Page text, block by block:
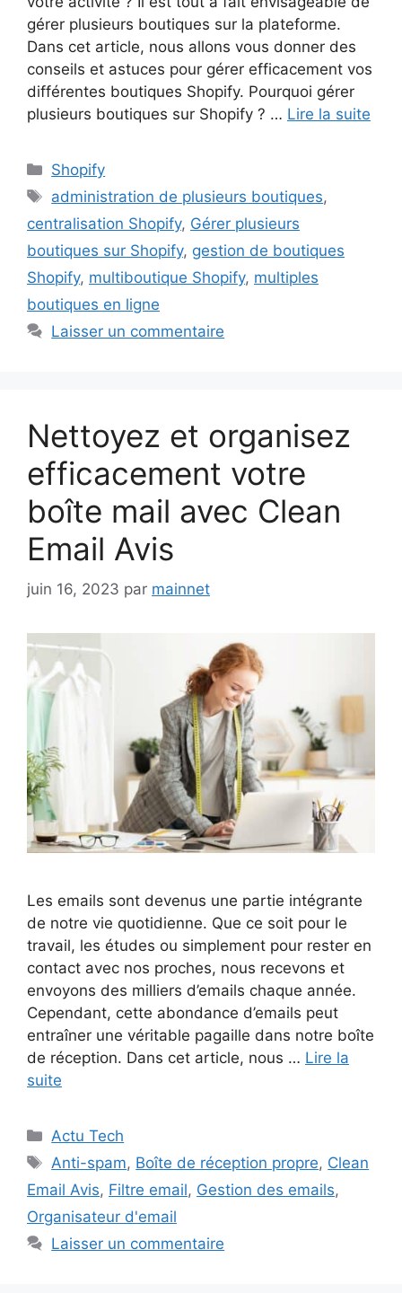
gérer plusieurs boutiques sur la plateforme.
Dans cet article, nous allons vous donner des
conseils et astuces pour gérer efficacement vos
différentes boutiques Shopify. Pourquoi gérer
plusieurs boutiques sur Shopify ? … Lire la suite
Catégories
Shopify
Étiquettes
administration de plusieurs boutiques,
centralisation Shopify, Gérer plusieurs
boutiques sur Shopify, gestion de boutiques
Shopify, multiboutique Shopify, multiples
boutiques en ligne
Laisser un commentaire
Nettoyez et organisez
efficacement votre
boîte mail avec Clean
Email Avis
juin 16, 2023 par mainnet
Les emails sont devenus une partie intégrante
de notre vie quotidienne. Que ce soit pour le
travail, les études ou simplement pour rester en
contact avec nos proches, nous recevons et
envoyons des milliers d’emails chaque année.
Cependant, cette abondance d’emails peut
entraîner une véritable pagaille dans notre boîte
de réception. Dans cet article, nous … Lire la
suite
Catégories
Actu Tech
Étiquettes
Anti-spam, Boîte de réception propre, Clean
Email Avis, Filtre email, Gestion des emails,
Organisateur d'email
Laisser un commentaire